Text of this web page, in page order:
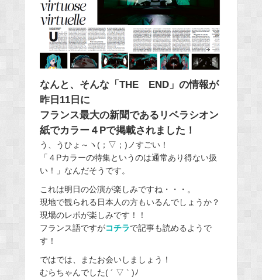
なんと、そんな「THE END」の情報が
昨日11日に
フランス最大の新聞であるリベラシオン
紙でカラー４Pで掲載されました！
う、うひょ～ヽ(；▽；)ノすごい！
「４Pカラーの特集というのは通常あり得ない扱
い！」なんだそうです。
これは明日の公演が楽しみですね・・・。
現地で観られる日本人の方もいるんでしょうか？
現場のレポが楽しみです！！
フランス語ですがコチラで記事も読めるようで
す！
ではでは、またお会いしましょう！
むらちゃんでした( ´ ▽ ` )ﾉ